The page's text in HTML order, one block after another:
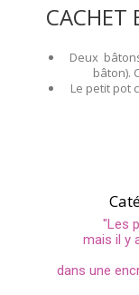
CACHET
Deux
bâton).
Le petit pot
"Les
mais il y
dans une